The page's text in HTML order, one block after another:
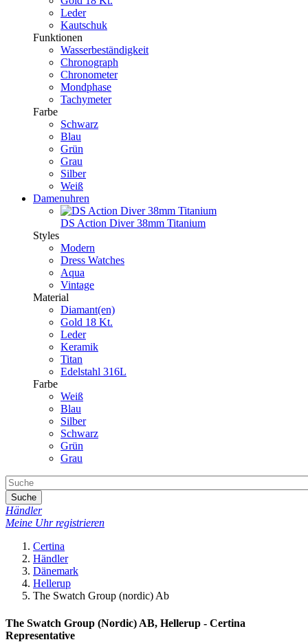
Leder
Kautschuk
Funktionen
Wasserbeständigkeit
Chronograph
Chronometer
Mondphase
Tachymeter
Farbe
Schwarz
Blau
Grün
Grau
Silber
Weiß
Damenuhren
DS Action Diver 38mm Titanium
Styles
Modern
Dress Watches
Aqua
Vintage
Material
Diamant(en)
Gold 18 Kt.
Leder
Keramik
Titan
Edelstahl 316L
Farbe
Weiß
Blau
Silber
Schwarz
Grün
Grau
Suche
Händler
Meine Uhr registrieren
Certina
Händler
Dänemark
Hellerup
The Swatch Group (nordic) Ab
The Swatch Group (Nordic) AB, Hellerup - Certina
Representative